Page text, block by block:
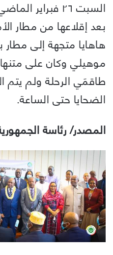
السبت ٢٦
بعد إقلاعها من مطار
هاهايا متجهة إلى مطار
طاقمَي الرحلة ولم يتم
الضحايا حتى الساعة.
المصدر/ رئاسة